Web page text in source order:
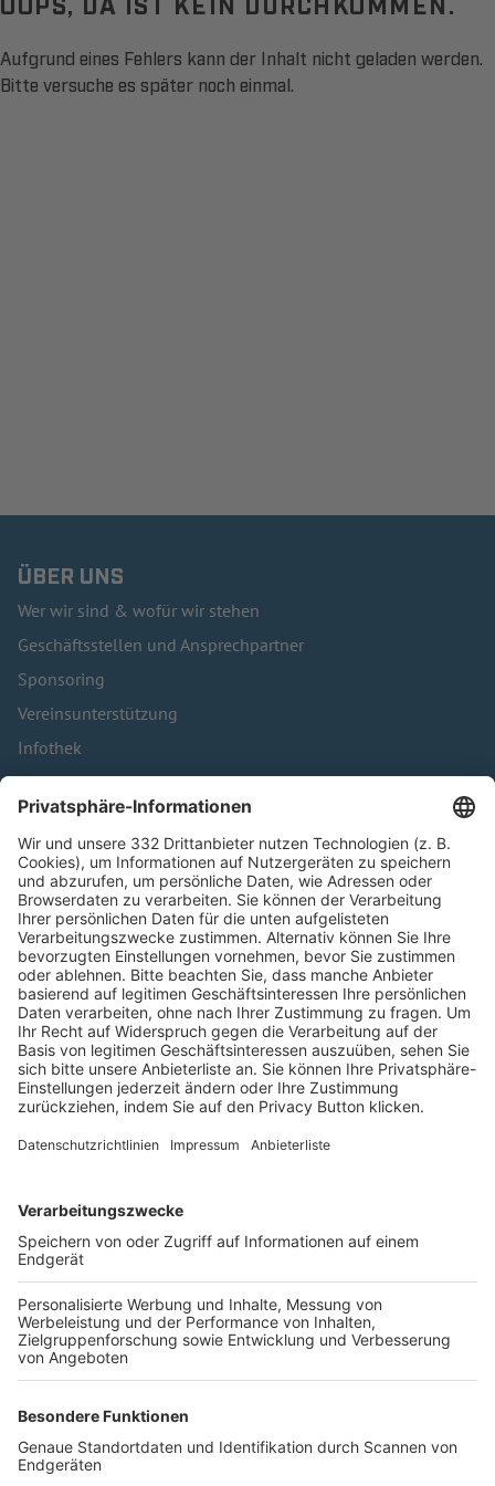
Aufgrund eines Fehlers kann der Inhalt nicht geladen werden.
Bitte versuche es später noch einmal.
ÜBER UNS
Wer wir sind & wofür wir stehen
Geschäftsstellen und Ansprechpartner
Sponsoring
Vereinsunterstützung
Infothek
Kontakt
HÄUFIG BESUCHTE SEITEN
Pässe und Vereinswechsel
Trainerausbildung
Schulungsangebot Vereinsmitarbeiter
BFV-Geschäftsstellen
Trainerbörse
Login SpielPlus
FOLGE DEM BFV
TOP-VEREINE
TOP-PARTNER